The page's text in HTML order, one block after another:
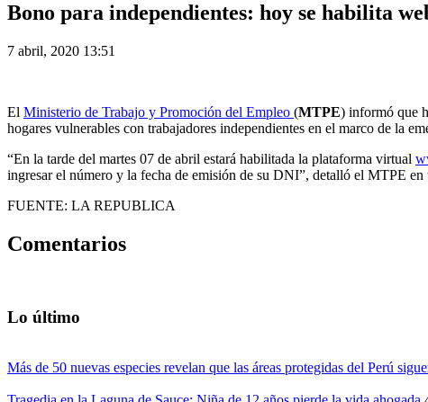
Bono para independientes: hoy se habilita
7 abril, 2020 13:51
El Ministerio de Trabajo y Promoción del Empleo (MTPE) informó que
hogares vulnerables con trabajadores independientes en el marco de la
“En la tarde del martes 07 de abril estará habilitada la plataforma virtual
ingresar el número y la fecha de emisión de su DNI”, detalló el MTPE en
FUENTE: LA REPUBLICA
Comentarios
Lo último
Más de 50 nuevas especies revelan que las áreas protegidas del Perú